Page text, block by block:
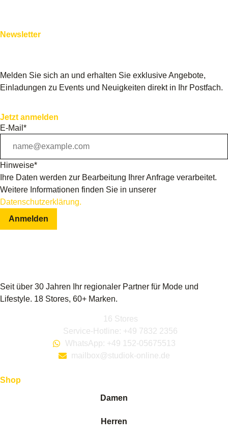
Newsletter
Melden Sie sich an und erhalten Sie exklusive Angebote,
Einladungen zu Events und Neuigkeiten direkt in Ihr Postfach.
Jetzt anmelden
E-Mail*
Hinweise*
Ihre Daten werden zur Bearbeitung Ihrer Anfrage verarbeitet.
Weitere Informationen finden Sie in unserer
Datenschutzerklärung.
Anmelden
Seit über 30 Jahren Ihr regionaler Partner für Mode und
Lifestyle. 18 Stores, 60+ Marken.
16 Stores
Service-Hotline: +49 7832 2356
WhatsApp: +49 152-05675513
mailbox@studiok-online.de
Shop
Damen
Herren